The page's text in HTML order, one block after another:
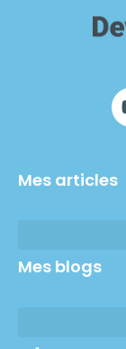
Mes articles
Mes blogs